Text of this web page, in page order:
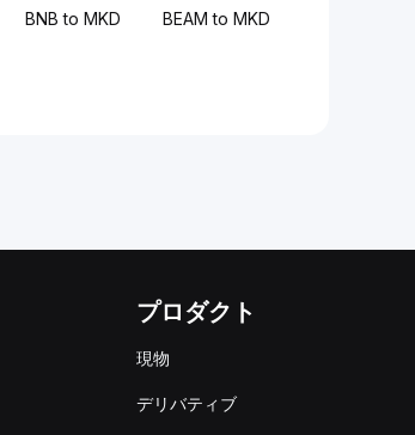
BNB to MKD BEAM to MKD
プロダクト
現物
デリバティブ